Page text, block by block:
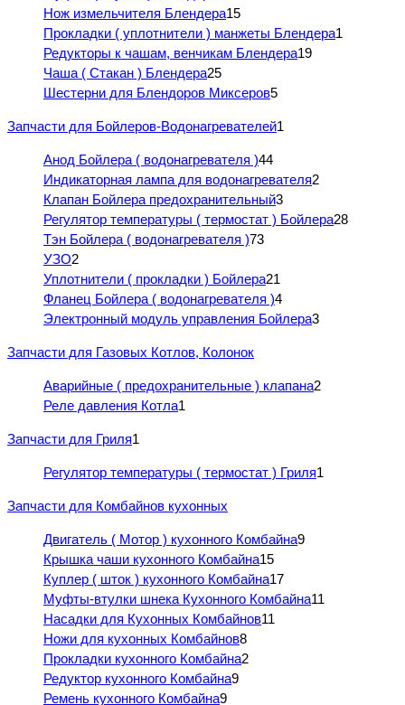
Нож измельчителя Блендера15
Прокладки ( уплотнители ) манжеты Блендера1
Редукторы к чашам, венчикам Блендера19
Чаша ( Стакан ) Блендера25
Шестерни для Блендоров Миксеров5
Запчасти для Бойлеров-Водонагревателей1
Анод Бойлера ( водонагревателя )44
Индикаторная лампа для водонагревателя2
Клапан Бойлера предохранительный3
Регулятор температуры ( термостат ) Бойлера28
Тэн Бойлера ( водонагревателя )73
УЗО2
Уплотнители ( прокладки ) Бойлера21
Фланец Бойлера ( водонагревателя )4
Электронный модуль управления Бойлера3
Запчасти для Газовых Котлов, Колонок
Аварийные ( предохранительные ) клапана2
Реле давления Котла1
Запчасти для Гриля1
Регулятор температуры ( термостат ) Гриля1
Запчасти для Комбайнов кухонных
Двигатель ( Мотор ) кухонного Комбайна9
Крышка чаши кухонного Комбайна15
Куплер ( шток ) кухонного Комбайна17
Муфты-втулки шнека Кухонного Комбайна11
Насадки для Кухонных Комбайнов11
Ножи для кухонных Комбайнов8
Прокладки кухонного Комбайна2
Редуктор кухонного Комбайна9
Ремень кухонного Комбайна9